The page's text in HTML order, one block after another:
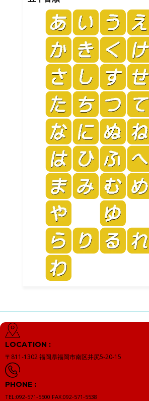
LOCATION :
〒811-1302福岡県福岡市南区井尻5-20-15
PHONE :
TEL:092-571-5500 FAX:092-571-5538